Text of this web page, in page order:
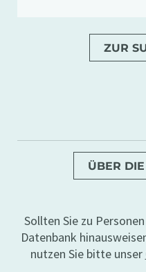
ZUR
ÜBER
Sollten Sie zu
Datenbank
nutzen Sie bitte unser